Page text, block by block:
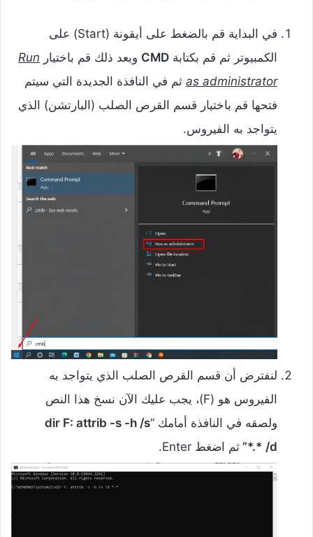
في البداية قم بالضغط على أيقونة (Start) على
الكمبيوتر ثم قم بكتابة CMD وبعد ذلك قم باختيار Run
as administrator ثم في النافذة الجديدة التي سيتم
فتحها قم باختيار قسم القرص الصلب (البارتشن) الذي
يتواجد به الفيروس.
لنفترض أن قسم القرص الصلب الذي يتواجد به
الفيروس هو (F)، يجب عليك الآن نسخ هذا النص
ولصقه في النافذة أمامك “dir F: attrib -s -h /s
/d
*.*” ثم اضغط Enter.